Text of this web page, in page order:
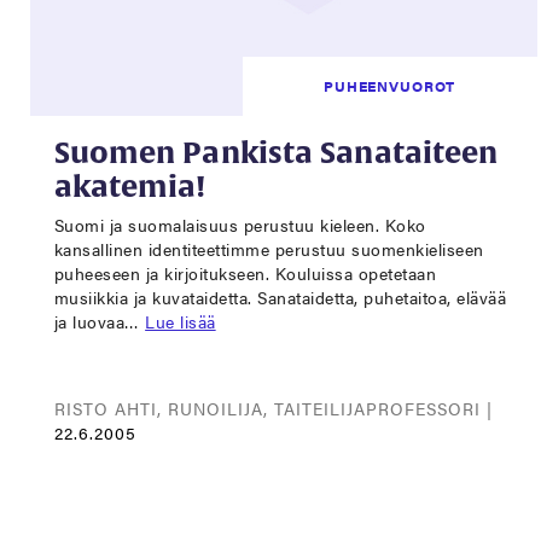
PUHEENVUOROT
Suomen Pankista Sanataiteen
akatemia!
Suomi ja suomalaisuus perustuu kieleen. Koko
kansallinen identiteettimme perustuu suomenkieliseen
puheeseen ja kirjoitukseen. Kouluissa opetetaan
musiikkia ja kuvataidetta. Sanataidetta, puhetaitoa, elävää
ja luovaa… Lue lisää
RISTO AHTI, RUNOILIJA, TAITEILIJAPROFESSORI |
22.6.2005